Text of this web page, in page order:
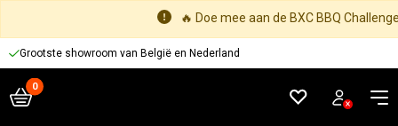
🔥 Doe mee aan de BXC BBQ
Grootste showroom van België en Nederland